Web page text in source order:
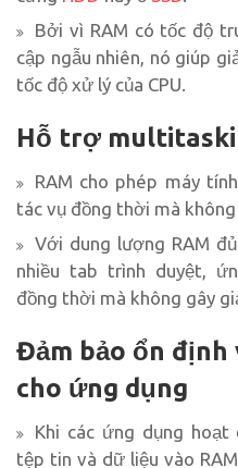
Bởi vì RAM có tốc độ
cập ngẫu nhiên, nó giúp
tốc độ xử lý của CPU.
Hỗ trợ
RAM cho phép máy
tác vụ đồng thời mà
Với dung lượng RAM
nhiều tab trình duyệt,
đồng thời mà không gây
Đảm bảo ổn định
cho ứng dụng
Khi các ứng dụng
tệp tin và dữ liệu vào